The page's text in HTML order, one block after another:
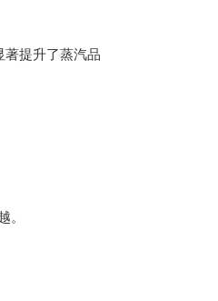
著提升了蒸汽品